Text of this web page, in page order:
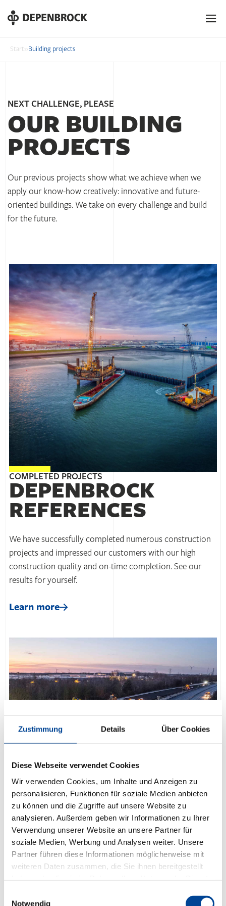
Zustimmung Details Über Cookies
Diese Webseite verwendet Cookies
Wir verwenden Cookies, um Inhalte und Anzeigen zu
personalisieren, Funktionen für soziale Medien anbieten
zu können und die Zugriffe auf unsere Website zu
analysieren. Außerdem geben wir Informationen zu Ihrer
Verwendung unserer Website an unsere Partner für
soziale Medien, Werbung und Analysen weiter. Unsere
Partner führen diese Informationen möglicherweise mit
weiteren Daten zusammen, die Sie ihnen bereitgestellt
Notwendig
DE
PL
Start»Building projects
NEXT CHALLENGE, PLEASE
OUR BUILDING
PROJECTS
Our previous projects show what we achieve when we
apply our know-how creatively: innovative and future-
oriented buildings. We take on every challenge and build
for the future.
COMPLETED PROJECTS
DEPENBROCK
REFERENCES
We have successfully completed numerous construction
projects and impressed our customers with our high
construction quality and on-time completion. See our
results for yourself.
Learn more
BUILDING FOR THE FUTURE TOGETHER
DEPENBROCK